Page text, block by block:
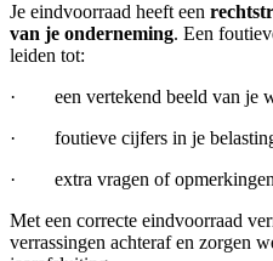
Je eindvoorraad heeft een
van je onderneming. Een
leiden tot:
· een vertekend beeld van je
· foutieve cijfers in je
· extra vragen of opmerkingen
Met een correcte eindvoorraad
verrassingen achteraf en zorgen